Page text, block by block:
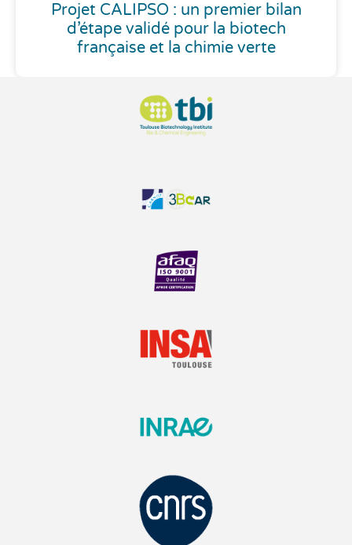
Projet CALIPSO : un premier bilan
d’étape validé pour la biotech
française et la chimie verte